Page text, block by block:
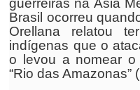
guerreiras na Ásia
Brasil ocorreu
Orellana relatou
indígenas que o
o levou a nomear
“Rio das Amazonas”